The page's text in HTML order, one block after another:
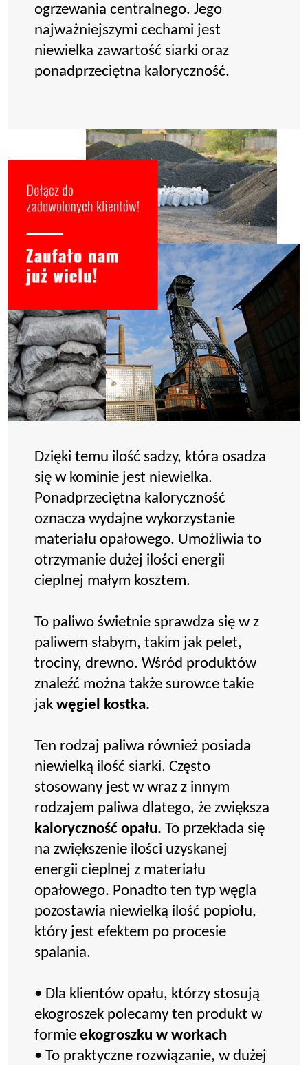
ogrzewania centralnego. Jego
najważniejszymi cechami jest
niewielka zawartość siarki oraz
ponadprzeciętna kaloryczność.
Dzięki temu ilość sadzy, która osadza
się w kominie jest niewielka.
Ponadprzeciętna kaloryczność
oznacza wydajne wykorzystanie
materiału opałowego. Umożliwia to
otrzymanie dużej ilości energii
cieplnej małym kosztem.
To paliwo świetnie sprawdza się w z
paliwem słabym, takim jak pelet,
trociny, drewno. Wśród produktów
znaleźć można także surowce takie
jak węgiel kostka.
Ten rodzaj paliwa również posiada
niewielką ilość siarki. Często
stosowany jest w wraz z innym
rodzajem paliwa dlatego, że zwiększa
kaloryczność opału. To przekłada się
na zwiększenie ilości uzyskanej
energii cieplnej z materiału
opałowego. Ponadto ten typ węgla
pozostawia niewielką ilość popiołu,
który jest efektem po procesie
spalania.
• Dla klientów opału, którzy stosują
ekogroszek polecamy ten produkt w
formie ekogroszku w workach
• To praktyczne rozwiązanie, w dużej